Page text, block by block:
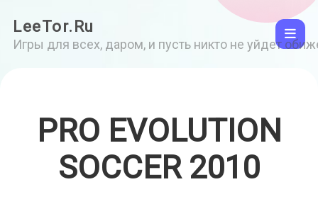
LeeTor.Ru
Игры для всех, даром, и пусть никто не уйдет
PRO EVOLUTION
SOCCER 2010